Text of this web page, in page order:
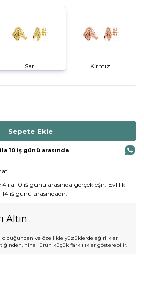
Sarı Kırmızı
10 iş günü arasında
ila 10 iş günü arasında gerçekleşir. Evlilik
iş günü arasındadır.
Altın
olduğundan ve özellikle yüzüklerde ağırlıklar
nihai ürün küçük farklılıklar gösterebilir.